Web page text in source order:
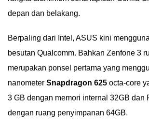
depan dan belakang.
Berpaling dari Intel, ASUS kini
besutan Qualcomm. Bahkan Zenfone 3
merupakan ponsel pertama yang
nanometer Snapdragon 625 octa-core
3 GB dengan memori internal 32GB dan
dengan ruang penyimpanan 64GB.